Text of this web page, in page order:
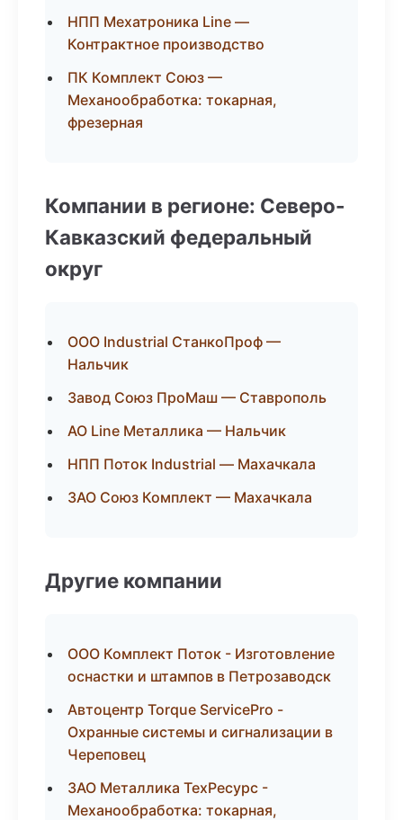
НПП Мехатроника Line —
Контрактное производство
ПК Комплект Союз —
Механообработка: токарная,
фрезерная
Компании в регионе: Северо-
Кавказский федеральный
округ
ООО Industrial СтанкоПроф —
Нальчик
Завод Союз ПроМаш — Ставрополь
АО Line Металлика — Нальчик
НПП Поток Industrial — Махачкала
ЗАО Союз Комплект — Махачкала
Другие компании
ООО Комплект Поток - Изготовление
оснастки и штампов в Петрозаводск
Автоцентр Torque ServicePro -
Охранные системы и сигнализации в
Череповец
ЗАО Металлика ТехРесурс -
Механообработка: токарная,